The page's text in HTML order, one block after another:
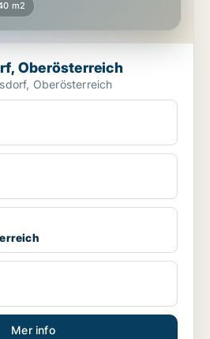
m2
Oberösterreich
Oberösterreich
Mer info